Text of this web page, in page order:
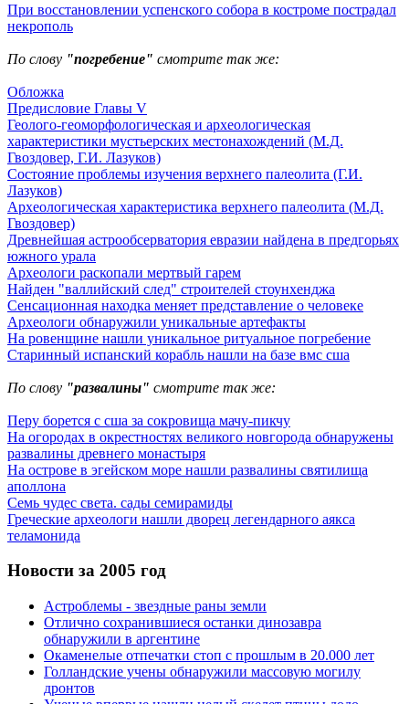
При восстановлении успенского собора в костроме пострадал
некрополь
По слову "погребение" смотрите так же:
Обложка
Предисловие Главы V
Геолого-геоморфологическая и археологическая
характеристики мустьерских местонахождений (М.Д.
Гвоздовер, Г.И. Лазуков)
Состояние проблемы изучения верхнего палеолита (Г.И.
Лазуков)
Археологическая характеристика верхнего палеолита (М.Д.
Гвоздовер)
Древнейшая астрообсерватория евразии найдена в предгорьях
южного урала
Археологи раскопали мертвый гарем
Найден "валлийский след" строителей стоунхенджа
Сенсационная находка меняет представление о человеке
Археологи обнаружили уникальные артефакты
На ровенщине нашли уникальное ритуальное погребение
Старинный испанский корабль нашли на базе вмс сша
По слову "развалины" смотрите так же:
Перу борется с сша за сокровища мачу-пикчу
На огородах в окрестностях великого новгорода обнаружены
развалины древнего монастыря
На острове в эгейском море нашли развалины святилища
аполлона
Семь чудес света. сады семирамиды
Греческие археологи нашли дворец легендарного аякса
теламонида
Новости за 2005 год
Астроблемы - звездные раны земли
Отлично сохранившиеся останки динозавра
обнаружили в аргентине
Окаменелые отпечатки стоп с прошлым в 20.000 лет
Голландские учены обнаружили массовую могилу
дронтов